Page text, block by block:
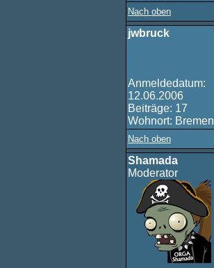
Nach oben
jwbruck
Anmeldedatum:
12.06.2006
Beiträge: 17
Wohnort: Bremen
Nach oben
Shamada
Moderator